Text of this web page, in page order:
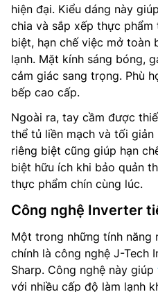
hiện đại. Kiểu dáng này
chia và sắp xếp thực
biệt, hạn chế việc mở toàn
lạnh. Mặt kính sáng bóng,
cảm giác sang trọng. Phù
bếp cao cấp.
Ngoài ra, tay cầm được
thể tủ liền mạch và tối giản
riêng biệt cũng giúp hạn
biệt hữu ích khi bảo quản
thực phẩm chín cùng lúc.
Công nghệ Inverter
Một trong những tính năng
chính là công nghệ J-Tech
Sharp. Công nghệ này giúp
với nhiều cấp độ làm lạnh